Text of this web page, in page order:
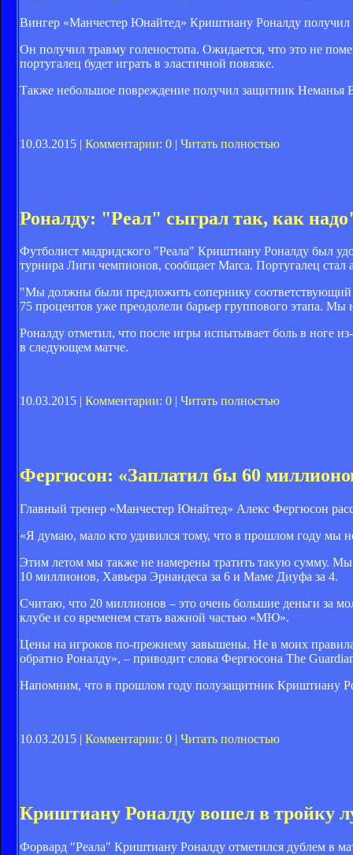
Вингер «Манчестер Юнайтед» Криштиану Роналду получил
Он получил травму голеностопа. Ожидается, что это не
португалец будет играть в эластичной повязке.
Также небольшое повреждение получил защитник Неманья
10.03.2015 | Комментарии: 0 | Читать полностью
Роналду: "Реал" сыграл так, как
Футболист мадридского "Реала" Криштиану Роналду был
турнира Лиги чемпионов, сообщает Marca. Португалец стал
"Мы должны были предложить сопернику соответствующий
75 процентов уже преодолели барьер группового этапа. Мы
Роналду отметил, что после игры испытывает боль в ноге
в следующем матче.
10.03.2015 | Комментарии: 0 | Читать полностью
Фергюсон: «Заплатил бы 60
Главный тренер «Манчестер Юнайтед» Алекс Фергюсон
«Я думаю, мало кто удивился тому, что в прошлом году мы
Этим летом мы также не намерены тратить такую сумму.
10 миллионов, Хавьера Эрнандеса за 6 и Маме Диуфа за 4.
Считаю, что 20 миллионов – это очень большие деньги за
клубе и со временем стать важной частью «МЮ».
Цены на игроков по-прежнему завышены. Не в моих
обратно Роналду», – приводит слова Фергюсона The
Напомним, что в прошлом году полузащитник Криштиану
10.03.2015 | Комментарии: 0 | Читать полностью
Криштиану Роналду вошел в тройку
Форвард "Реала" Криштиану Роналду отметился дублем в